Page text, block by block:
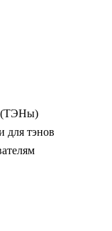
(ТЭНы)
для тэнов